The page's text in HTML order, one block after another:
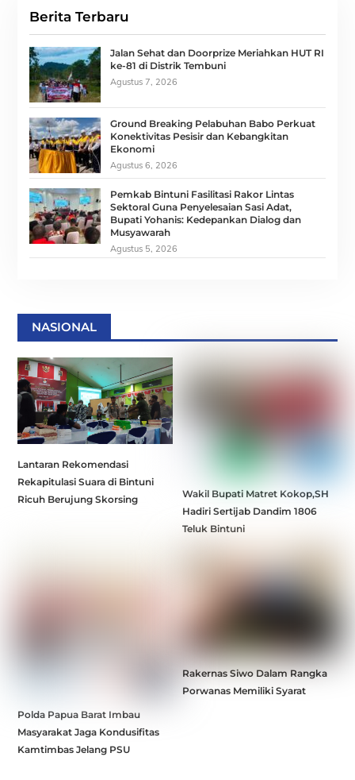
Berita Terbaru
Jalan Sehat dan Doorprize Meriahkan HUT RI
ke-81 di Distrik Tembuni
Agustus 7, 2026
Ground Breaking Pelabuhan Babo Perkuat
Konektivitas Pesisir dan Kebangkitan
Ekonomi
Agustus 6, 2026
Pemkab Bintuni Fasilitasi Rakor Lintas
Sektoral Guna Penyelesaian Sasi Adat,
Bupati Yohanis: Kedepankan Dialog dan
Musyawarah
Agustus 5, 2026
NASIONAL
Lantaran Rekomendasi
Rekapitulasi Suara di Bintuni
Ricuh Berujung Skorsing
Wakil Bupati Matret Kokop,SH
Hadiri Sertijab Dandim 1806
Teluk Bintuni
Polda Papua Barat Imbau
Masyarakat Jaga Kondusifitas
Kamtimbas Jelang PSU
Rakernas Siwo Dalam Rangka
Porwanas Memiliki Syarat